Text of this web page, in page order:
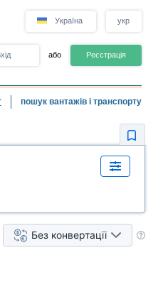
Україна укр
або Реєстрація
пошук вантажів і транспорту
Без конвертації